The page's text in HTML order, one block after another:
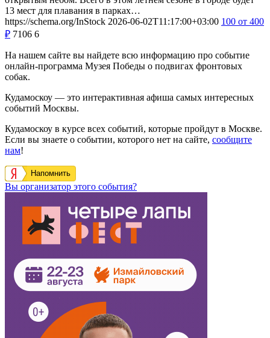
13 мест для плавания в парках…
https://schema.org/InStock 2026-06-02T11:17:00+03:00 100 от 400
₽ 7106 6
На нашем сайте вы найдете всю информацию про событие
онлайн-программа Музея Победы о подвигах фронтовых
собак.
Кудамоскоу — это интерактивная афиша самых интересных
событий Москвы.
Кудамоскоу в курсе всех событий, которые пройдут в Москве.
Если вы знаете о событии, которого нет на сайте, сообщите
нам!
Напомнить
Вы организатор этого события?